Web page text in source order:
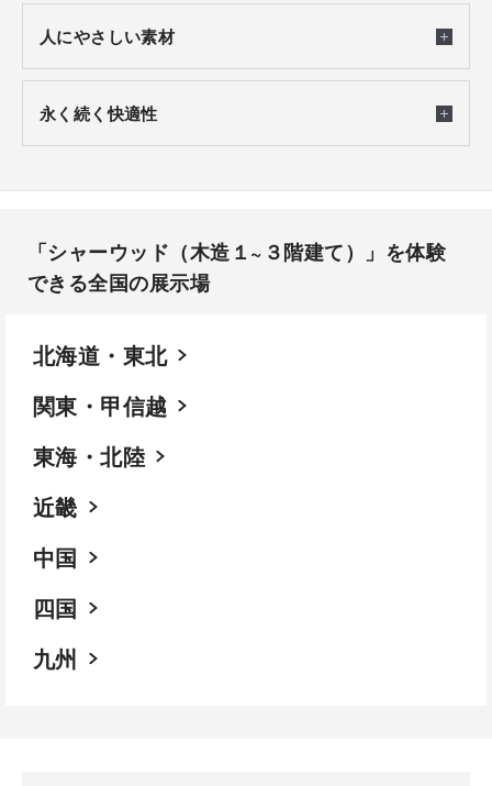
人にやさしい素材
永く続く快適性
「シャーウッド（木造１~３階建て）」を体験
できる全国の展示場​
北海道・東北
関東・甲信越
東海・北陸
近畿
中国
四国
九州